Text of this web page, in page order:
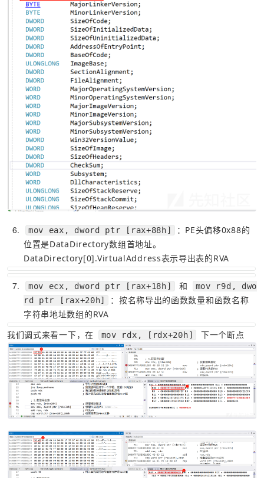
6 mov eax, dword ptr [rax+88h]
：PE头偏移0x88的
位置是DataDirectory数组首地址。
DataDirectory[0].VirtualAddress表示导出表的RVA
7 mov ecx, dword ptr [rax+18h] 和
mov r9d, dwo
rd ptr [rax+20h]
：按名称导出的函数数量和函数名称
字符串地址数组的RVA
我们调式来看一下，在
mov rdx, [rdx+20h] 下一个断点